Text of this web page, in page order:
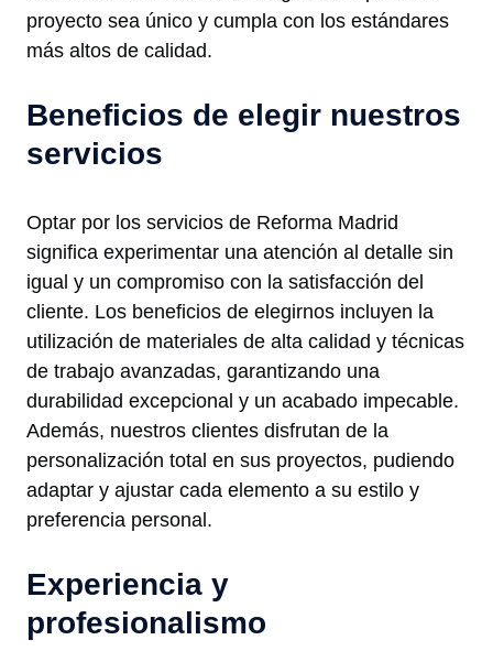
proyecto sea único y cumpla con los estándares
más altos de calidad.
Beneficios de elegir nuestros
servicios
Optar por los servicios de Reforma Madrid
significa experimentar una atención al detalle sin
igual y un compromiso con la satisfacción del
cliente. Los beneficios de elegirnos incluyen la
utilización de materiales de alta calidad y técnicas
de trabajo avanzadas, garantizando una
durabilidad excepcional y un acabado impecable.
Además, nuestros clientes disfrutan de la
personalización total en sus proyectos, pudiendo
adaptar y ajustar cada elemento a su estilo y
preferencia personal.
Experiencia y
profesionalismo